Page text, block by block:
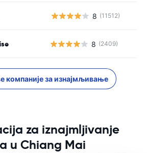
8 (11512)
8 (2409)
компаније за изнајмљивање
za iznajmljivanje
u Chiang Mai